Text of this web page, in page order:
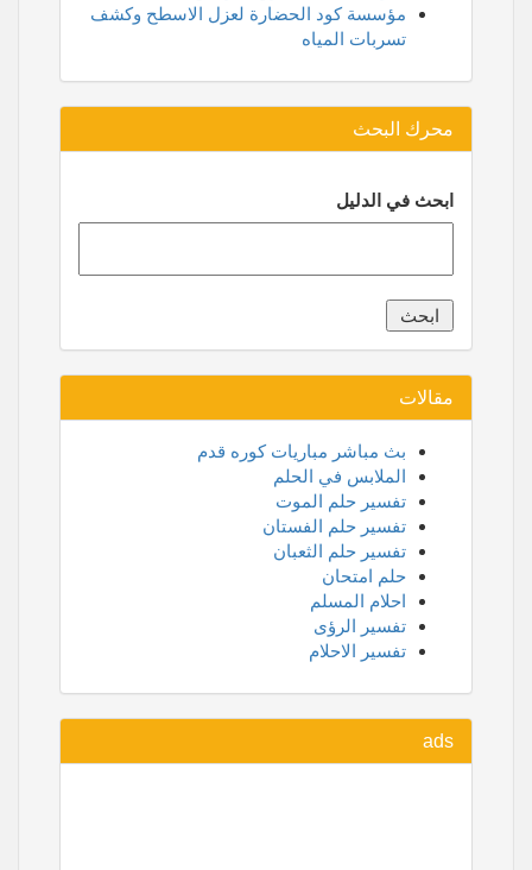
مؤسسة كود الحضارة لعزل الاسطح وكشف
تسربات المياه
محرك البحث
ابحث في الدليل
مقالات
بث مباشر مباريات كوره قدم
الملابس في الحلم
تفسير حلم الموت
تفسير حلم الفستان
تفسير حلم الثعبان
حلم امتحان
احلام المسلم
تفسير الرؤى
تفسير الاحلام
ads